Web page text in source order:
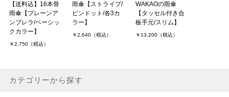
【送料込】16本骨
雨傘【プレーンア
ンブレラ/ベーシッ
クカラー】
￥2,750（税込）
雨傘【ストライプ/
ピンドット/各3カ
ラー】
￥2,640（税込）
WAKAOの雨傘
【タッセル付き合
板手元/スリム】
￥13,200（税込）
カテゴリーから探す